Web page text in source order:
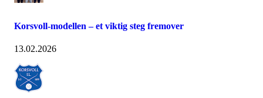
Korsvoll-modellen – et viktig steg fremover
13.02.2026